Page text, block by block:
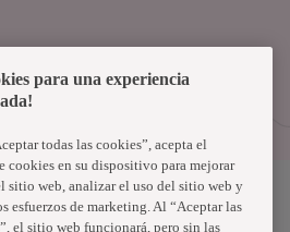
Uruguay
para una experiencia
todas las cookies”, acepta el
cookies en su dispositivo para mejorar
sitio web, analizar el uso del sitio web y
esfuerzos de marketing. Al “Aceptar las
el sitio web funcionará, pero sin las